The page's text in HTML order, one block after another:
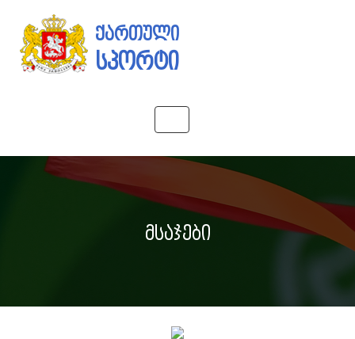
ქართული
სპორტი
navigation
მსაჯები